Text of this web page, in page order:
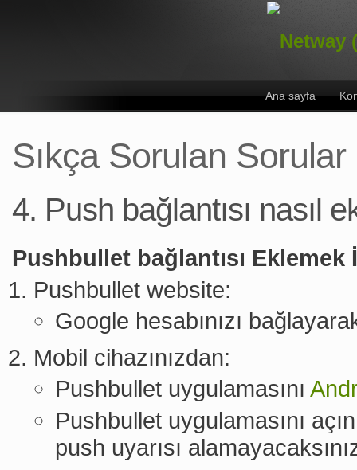
Ana sayfa
Sıkça Sorulan
4. Push bağlantısı nasıl
Pushbullet bağlantısı Eklemek
Pushbullet website:
Google hesabınızı
Mobil cihazınızdan:
Pushbullet uygulamasını
Pushbullet uygulamasını
push uyarısı